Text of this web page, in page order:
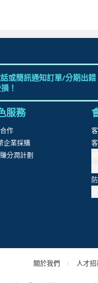
或簡訊通知訂單/分期出
！
服務
作
企業採購
分潤計劃
關於我們 人才